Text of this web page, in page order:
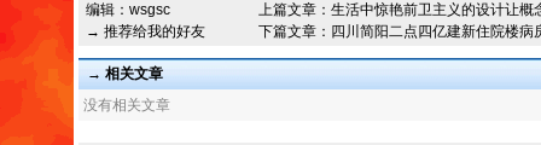
编辑： wsgsc
→ 推荐给我的好友
上篇文章： 生活中惊艳前卫主义的设计让概
下篇文章： 四川简阳二点四亿建新住院楼病
→ 相关文章
没有相关文章